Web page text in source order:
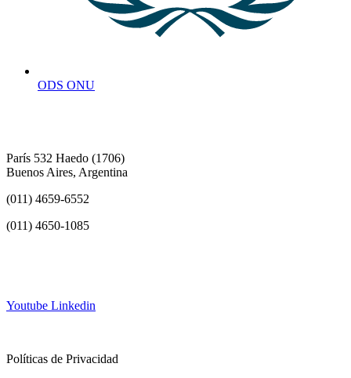
ODS ONU
París 532 Haedo (1706)
Buenos Aires, Argentina
(011) 4659-6552
(011) 4650-1085
Youtube Linkedin
Políticas de Privacidad